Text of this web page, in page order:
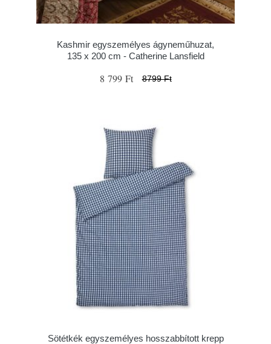
Kashmir egyszemélyes ágyneműhuzat,
135 x 200 cm - Catherine Lansfield
8 799 Ft 8799 Ft
Sötétkék egyszemélyes hosszabbított krepp